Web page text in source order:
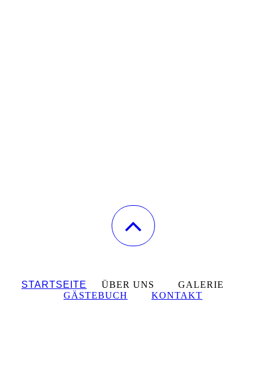
STARTSEITE
ÜBER UNS GALERIE
GÄSTEBUCH
KONTAKT